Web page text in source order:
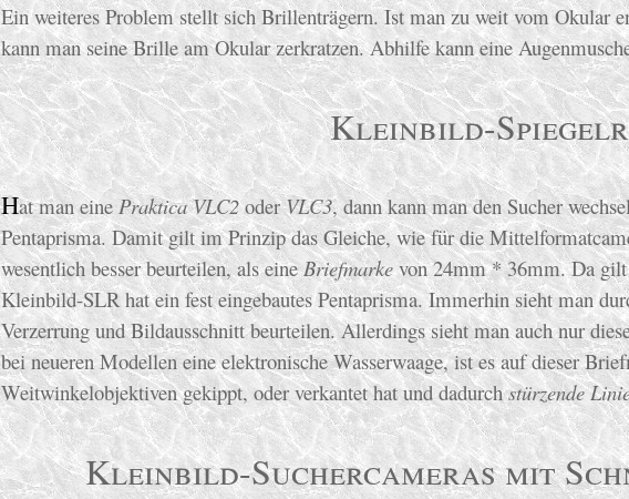
Ein weiteres Problem stellt sich Brillenträgern. Ist man zu weit vom Okular
kann man seine Brille am Okular zerkratzen. Abhilfe kann eine
Kleinbild-
Hat man einePraktica VLC2oderVLC3, dann kann man den Sucher
Pentaprisma. Damit gilt im Prinzip das Gleiche, wie für die
wesentlich besser beurteilen, als eineBriefmarkevon 24mm * 36mm. Da gilt
Kleinbild-SLR hat ein fest eingebautes Pentaprisma. Immerhin sieht man
Verzerrung und Bildausschnitt beurteilen. Allerdings sieht man auch nur
bei neueren Modellen eine elektronische Wasserwaage, ist es auf dieser
Weitwinkelobjektiven gekippt, oder verkantet hat und dadurchstürzende
Kleinbild-Suchercameras mit